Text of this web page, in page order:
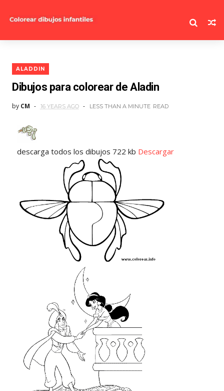
ALADDIN
Dibujos para colorear de Aladin
by CM 16 YEARS AGO LESS THAN A MINUTE READ
descarga todos los dibujos 722 kb Descargar